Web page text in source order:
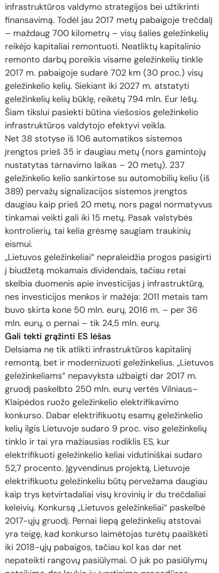
infrastruktūros valdymo strategijos bei užtikrinti
finansavimą. Todėl jau 2017 metų pabaigoje trečdalį
– maždaug 700 kilometrų – visų šalies geležinkelių
reikėjo kapitaliai remontuoti. Neatliktų kapitalinio
remonto darbų poreikis visame geležinkelių tinkle
2017 m. pabaigoje sudarė 702 km (30 proc.) visų
geležinkelio kelių. Siekiant iki 2027 m. atstatyti
geležinkelių kelių būklę, reikėtų 794 mln. Eur lėšų.
Šiam tikslui pasiekti būtina viešosios geležinkelio
infrastruktūros valdytojo efektyvi veikla.
Net 38 stotyse iš 106 automatikos sistemos
įrengtos prieš 35 ir daugiau metų (nors gamintojų
nustatytas tarnavimo laikas – 20 metų). 237
geležinkelio kelio sankirtose su automobilių keliu (iš
389) pervažų signalizacijos sistemos įrengtos
daugiau kaip prieš 20 metų, nors pagal normatyvus
tinkamai veikti gali iki 15 metų. Pasak valstybės
kontrolierių, tai kelia grėsmę saugiam traukinių
eismui.
„Lietuvos geležinkeliai“ nepraleidžia progos pasigirti
į biudžetą mokamais dividendais, tačiau retai
skelbia duomenis apie investicijas į infrastruktūrą,
nes investicijos menkos ir mažėja: 2011 metais tam
buvo skirta kone 50 mln. eurų, 2016 m. – per 36
mln. eurų, o pernai – tik 24,5 mln. eurų.
Gali tekti grąžinti ES lėšas
Delsiama ne tik atlikti infrastruktūros kapitalinį
remontą, bet ir modernizuoti geležinkelius. „Lietuvos
geležinkeliams“ nepavyksta užbaigti dar 2017 m.
gruodį paskelbto 250 mln. eurų vertės Vilniaus–
Klaipėdos ruožo geležinkelio elektrifikavimo
konkurso. Dabar elektrifikuotų esamų geležinkelio
kelių ilgis Lietuvoje sudaro 9 proc. viso geležinkelių
tinklo ir tai yra mažiausias rodiklis ES, kur
elektrifikuoti geležinkelio keliai vidutiniškai sudaro
52,7 procento. Įgyvendinus projektą, Lietuvoje
elektrifikuotu geležinkeliu būtų pervežama daugiau
kaip trys ketvirtadaliai visų krovinių ir du trečdaliai
keleivių. Konkursą „Lietuvos geležinkeliai“ paskelbė
2017-ųjų gruodį. Pernai liepą geležinkelių atstovai
yra teigę, kad konkurso laimėtojas turėtų paaiškėti
iki 2018-ųjų pabaigos, tačiau kol kas dar net
nepateikti rangovų pasiūlymai. O juk po pasiūlymų